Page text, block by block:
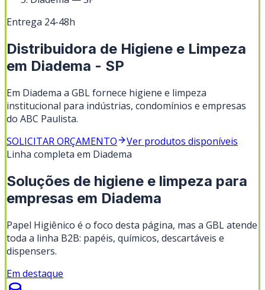
Entrega 24-48h
Distribuidora de Higiene e Limpeza
em Diadema - SP
Em Diadema a GBL fornece higiene e limpeza
institucional para indústrias, condomínios e empresas
do ABC Paulista.
SOLICITAR ORÇAMENTO
Ver produtos disponíveis
Linha completa em Diadema
Soluções de higiene e limpeza para
empresas em Diadema
Papel Higiênico é o foco desta página, mas a GBL atende
toda a linha B2B: papéis, químicos, descartáveis e
dispensers.
Em destaque